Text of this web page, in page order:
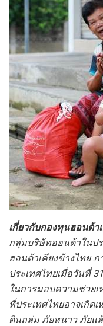
เกี่ยวกับกองทุนฮอนด้า
กลุ่มบริษัทฮอนด้าในป
ฮอนด้าเคียงข้างไทย
ประเทศไทยเมื่อวันที่
ในการมอบความช่วย
ที่ประเทศไทยอาจเกิ
ดินถล่ม ภัยหนาว ภัยแ